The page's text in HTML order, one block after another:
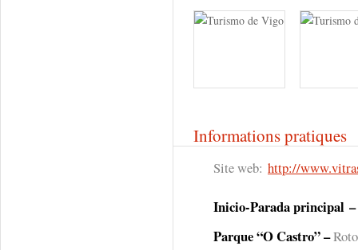
Informations pratiques
Site web: http://
Inicio-Parada principal –
Parque “O Castro” –